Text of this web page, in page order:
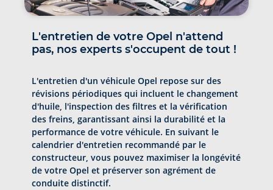
L'entretien de votre Opel n'attend
pas, nos experts s'occupent de tout !
L'entretien d'un véhicule Opel repose sur des
révisions périodiques qui incluent le changement
d'huile, l'inspection des filtres et la vérification
des freins, garantissant ainsi la durabilité et la
performance de votre véhicule. En suivant le
calendrier d'entretien recommandé par le
constructeur, vous pouvez maximiser la longévité
de votre Opel et préserver son agrément de
conduite distinctif.